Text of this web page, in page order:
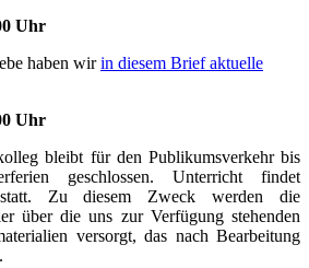
Uhr
haben wirin diesem Brief aktuelle
Uhr
bleibt für den Publikumsverkehr bis
geschlossen. Unterricht findet
Zu diesem Zweck werden die
über die uns zur Verfügung stehenden
versorgt, das nach Bearbeitung